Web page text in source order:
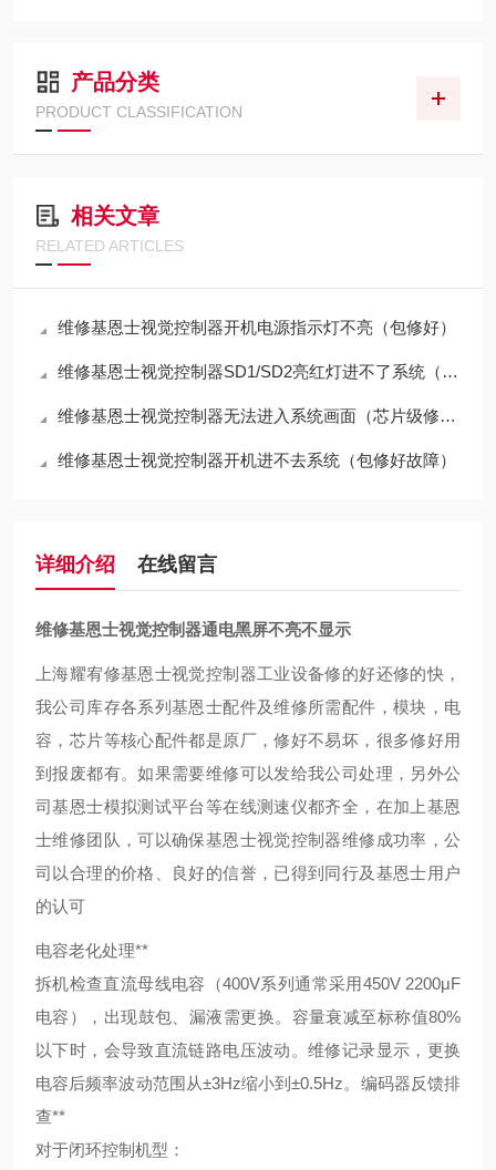
产品分类
PRODUCT CLASSIFICATION
相关文章
RELATED ARTICLES
维修基恩士视觉控制器开机电源指示灯不亮（包修好）
维修基恩士视觉控制器SD1/SD2亮红灯进不了系统（包修好）
维修基恩士视觉控制器无法进入系统画面（芯片级修理）
维修基恩士视觉控制器开机进不去系统（包修好故障）
详细介绍 在线留言
维修基恩士视觉控制器通电黑屏不亮不显示
上海耀宥修基恩士视觉控制器工业设备修的好还修的快，
我公司库存各系列基恩士配件及维修所需配件，模块，电
容，芯片等核心配件都是原厂，修好不易坏，很多修好用
到报废都有。如果需要维修可以发给我公司处理，另外公
司基恩士模拟测试平台等在线测速仪都齐全，在加上基恩
士维修团队，可以确保基恩士视觉控制器维修成功率，公
司以合理的价格、良好的信誉，已得到同行及基恩士用户
的认可
电容老化处理**
拆机检查直流母线电容（400V系列通常采用450V 2200μF
电容），出现鼓包、漏液需更换。容量衰减至标称值80%
以下时，会导致直流链路电压波动。维修记录显示，更换
电容后频率波动范围从±3Hz缩小到±0.5Hz。 编码器反馈排
查**
对于闭环控制机型：